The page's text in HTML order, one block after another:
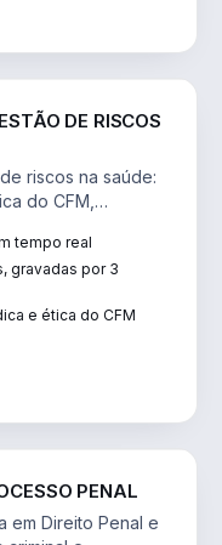
DE RISCOS
riscos na saúde:
do CFM,
tempo real
gravadas por 3
e ética do CFM
PENAL
em Direito Penal e